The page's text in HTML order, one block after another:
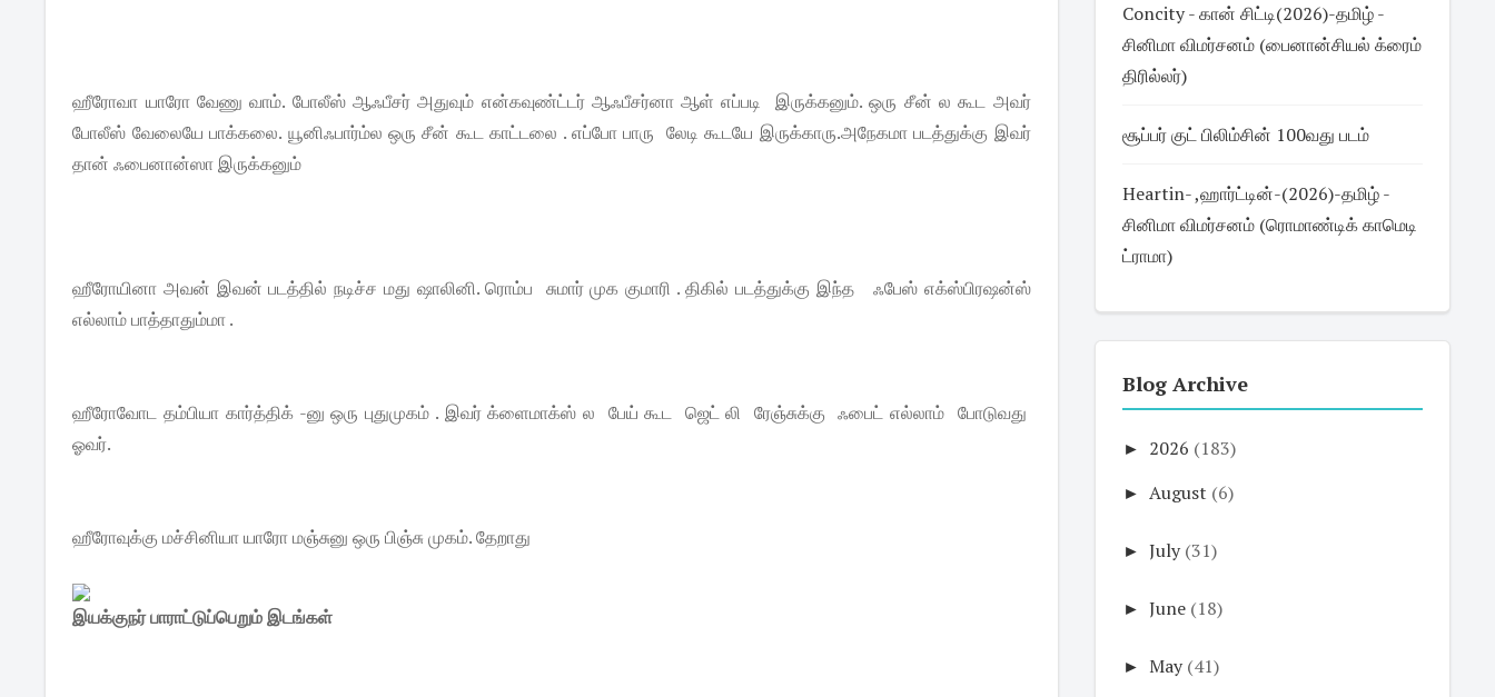
ஹீரோவா யாரோ வேணு வாம். போலீஸ் ஆஃபீசர் அதுவும் என்கவுண்ட்டர் ஆஃபீசர்னா ஆள் எப்படி இருக்கனும். ஒரு சீன் ல கூட அவர்
போலீஸ் வேலையே பாக்கலை. யூனிஃபார்ம்ல ஒரு சீன் கூட காட்டலை . எப்போ பாரு லேடி கூடயே இருக்காரு.அநேகமா படத்துக்கு இவர்
தான் ஃபைனான்ஸா இருக்கனும்
ஹீரோயினா அவன் இவன் படத்தில் நடிச்ச மது ஷாலினி. ரொம்ப சுமார் முக குமாரி . திகில் படத்துக்கு இந்த ஃபேஸ் எக்ஸ்பிரஷன்ஸ்
எல்லாம் பாத்தாதும்மா .
ஹீரோவோட தம்பியா கார்த்திக் -னு ஒரு புதுமுகம் . இவர் க்ளைமாக்ஸ் ல பேய் கூட ஜெட் லி ரேஞ்சுக்கு ஃபைட் எல்லாம் போடுவது
ஓவர்.
ஹீரோவுக்கு மச்சினியா யாரோ மஞ்சுனு ஒரு பிஞ்சு முகம். தேறாது
இயக்குநர் பாராட்டுப்பெறும் இடங்கள்
Concity - கான் சிட்டி(2026)-தமிழ் -
சினிமா விமர்சனம் (பைனான்சியல் க்ரைம்
திரில்லர்)
சூப்பர் குட் பிலிம்சின் 100வது படம்
Heartin- ,ஹார்ட்டின்-(2026)-தமிழ் -
சினிமா விமர்சனம் (ரொமாண்டிக் காமெடி
ட்ராமா)
Blog Archive
► 2026 (183)
► August (6)
► July (31)
► June (18)
► May (41)